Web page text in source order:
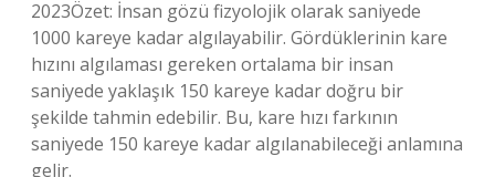
2023Özet: İnsan gözü fizyolojik olarak saniyede
1000 kareye kadar algılayabilir. Gördüklerinin kare
hızını algılaması gereken ortalama bir insan
saniyede yaklaşık 150 kareye kadar doğru bir
şekilde tahmin edebilir. Bu, kare hızı farkının
saniyede 150 kareye kadar algılanabileceği anlamına
gelir.